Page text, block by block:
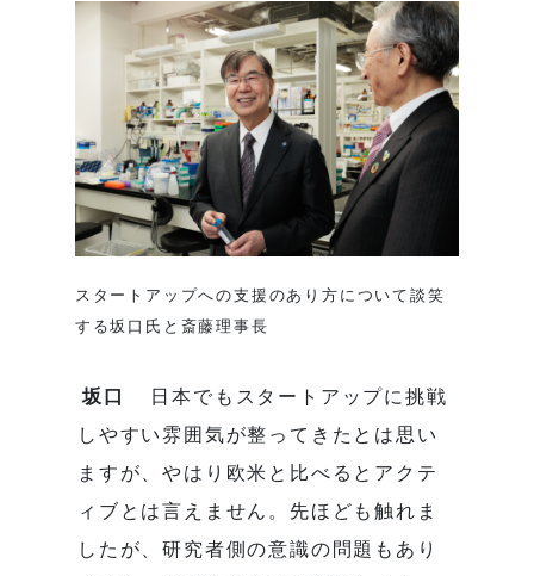
スタートアップへの支援のあり方について談笑
する坂口氏と斎藤理事長
坂口
日本でもスタートアップに挑戦
しやすい雰囲気が整ってきたとは思い
ますが、やはり欧米と比べるとアクテ
ィブとは言えません。先ほども触れま
したが、研究者側の意識の問題もあり